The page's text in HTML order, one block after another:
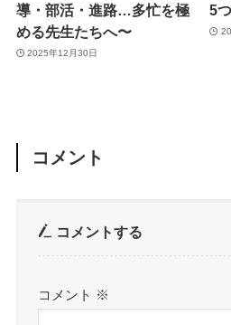
導・部活・進路…多忙を極
める先生たちへ〜
2025年12月30日
5
コメント
コメントする
コメント ※